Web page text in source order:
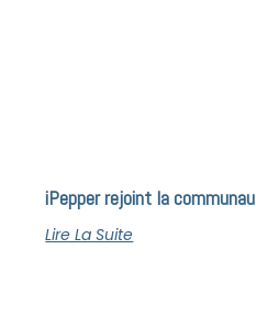
iPepper rejoint la
Lire La Suite